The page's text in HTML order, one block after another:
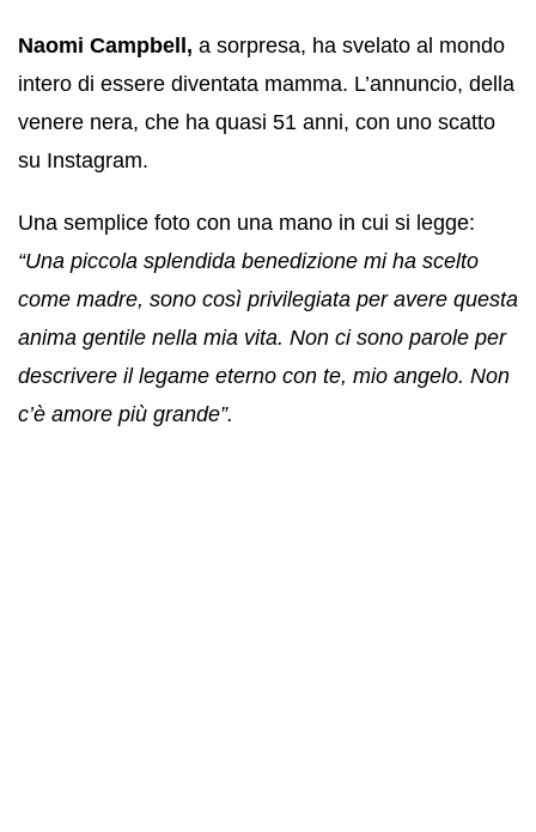
Naomi Campbell, a sorpresa, ha svelato al mondo
intero di essere diventata mamma. L’annuncio, della
venere nera, che ha quasi 51 anni, con uno scatto
su Instagram.
Una semplice foto con una mano in cui si legge:
“Una piccola splendida benedizione mi ha scelto
come madre, sono così privilegiata per avere questa
anima gentile nella mia vita. Non ci sono parole per
descrivere il legame eterno con te, mio angelo. Non
c’è amore più grande”.